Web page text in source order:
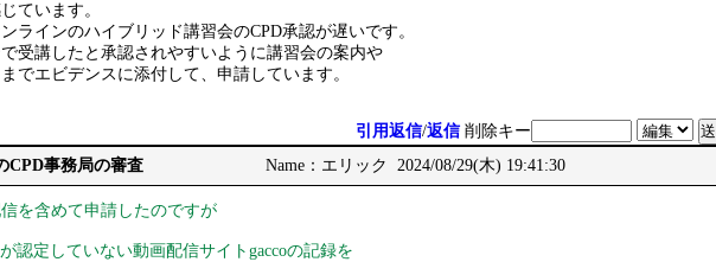
ています。
ラインのハイブリッド講習会のCPD承認が遅いです。
受講したと承認されやすいように講習会の案内や
でエビデンスに添付して、申請しています。
引用返信/返信 削除キー
CPD事務局の審査 Name：エリック 2024/08/29(木) 19:41:30
を含めて申請したのですが
認定していない動画配信サイトgaccoの記録を